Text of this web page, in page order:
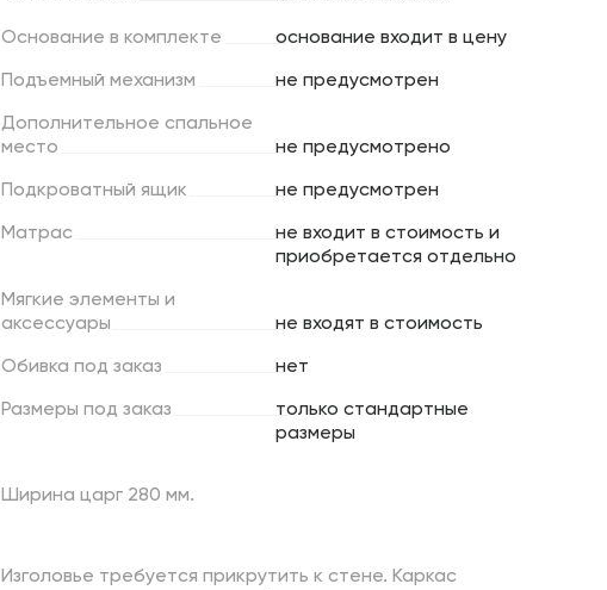
Основание в комплекте основание входит в цену
Подъемный механизм не предусмотрен
Дополнительное спальное
место
не предусмотрено
Подкроватный ящик не предусмотрен
Матрас
не входит в стоимость и
приобретается отдельно
Мягкие элементы и
аксессуары
не входят в стоимость
Обивка под заказ нет
Размеры под заказ
только стандартные
размеры
Ширина царг 280 мм.
Изголовье требуется прикрутить к стене. Каркас